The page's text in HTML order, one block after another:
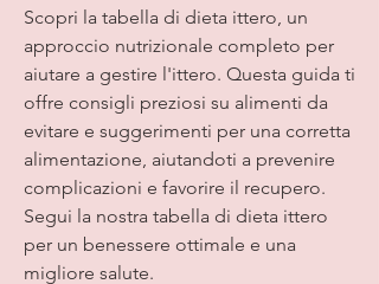
Scopri la tabella di dieta ittero, un
approccio nutrizionale completo per
aiutare a gestire l'ittero. Questa guida ti
offre consigli preziosi su alimenti da
evitare e suggerimenti per una corretta
alimentazione, aiutandoti a prevenire
complicazioni e favorire il recupero.
Segui la nostra tabella di dieta ittero
per un benessere ottimale e una
migliore salute.